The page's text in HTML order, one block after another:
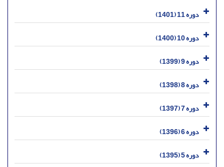
دوره 11 (1401)
دوره 10 (1400)
دوره 9 (1399)
دوره 8 (1398)
دوره 7 (1397)
دوره 6 (1396)
دوره 5 (1395)